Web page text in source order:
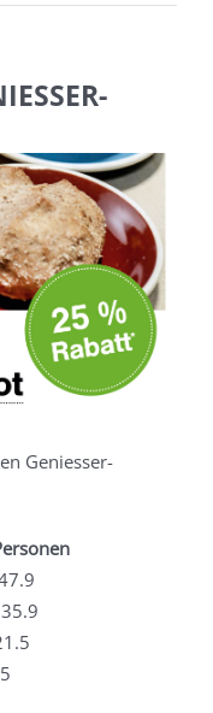
Geniesser-